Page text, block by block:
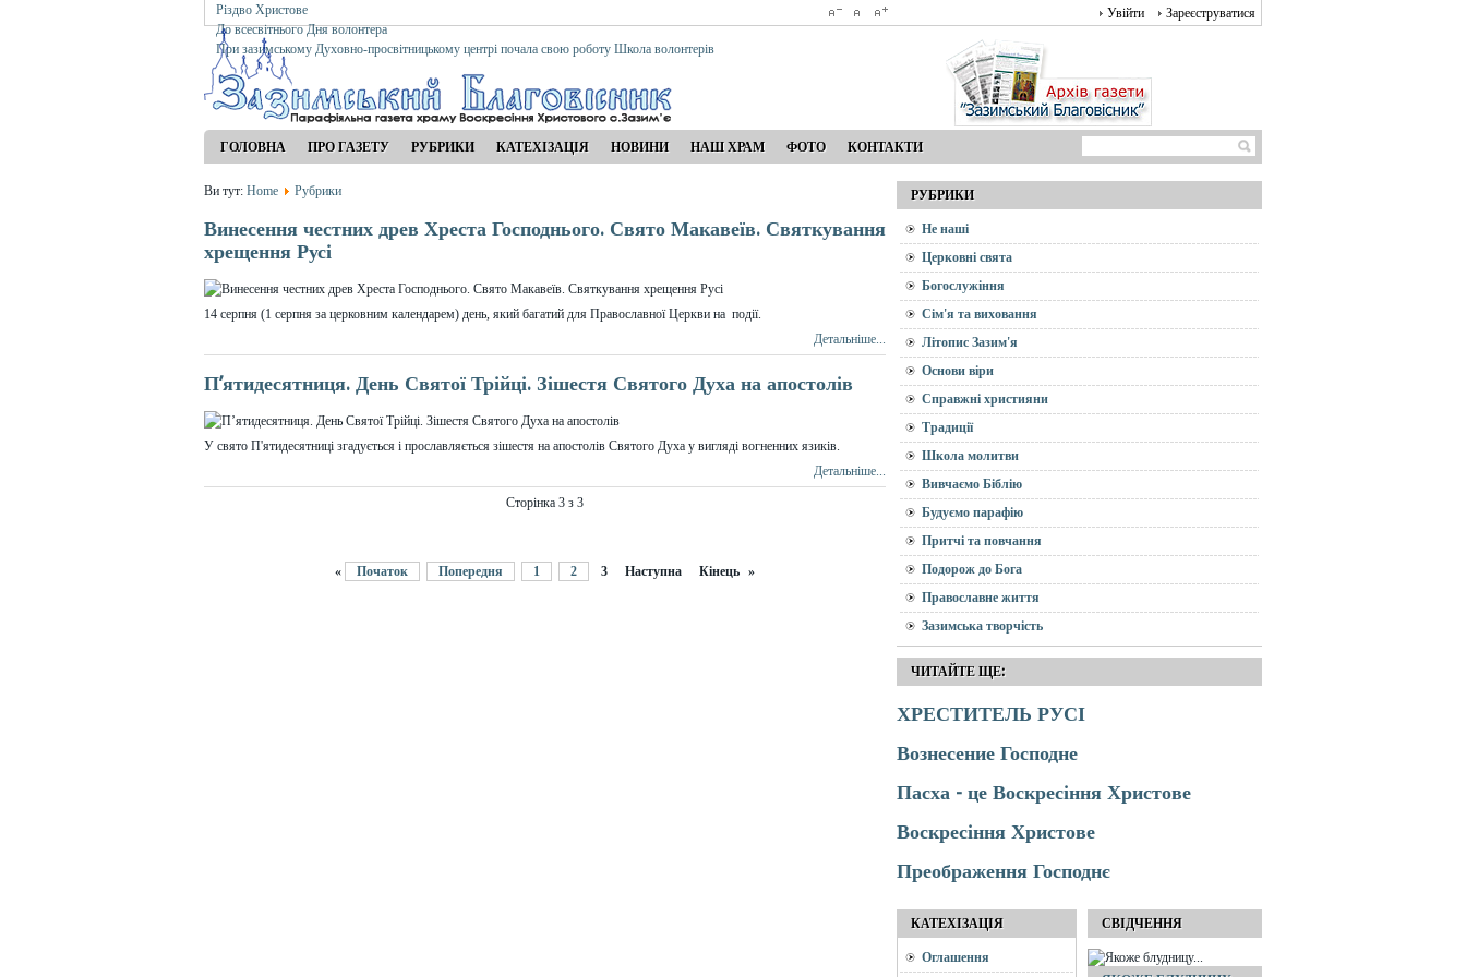
Різдво Христове
До всесвітнього Дня волонтера
При зазимському Духовно-просвітницькому центрі почала свою роботу Школа волонтерів
Увійти Зареєструватися
ГОЛОВНА ПРО ГАЗЕТУ РУБРИКИ КАТЕХІЗАЦІЯ НОВИНИ НАШ ХРАМ ФОТО КОНТАКТИ
Ви тут: Home Рубрики
Винесення честних древ Хреста Господнього. Свято Макавеїв. Святкування
хрещення Русі
14 серпня (1 серпня за церковним календарем) день, який багатий для Православної Церкви на події.
Детальніше...
П’ятидесятниця. День Святої Трійці. Зішестя Святого Духа на апостолів
У свято П'ятидесятниці згадується і прославляється зішестя на апостолів Святого Духа у вигляді вогненних язиків.
Детальніше...
Сторінка 3 з 3
« Початок Попередня 1 2 3 Наступна Кінець »
РУБРИКИ
Не наші
Церковні свята
Богослужіння
Сім'я та виховання
Літопис Зазим'я
Основи віри
Справжні християни
Традиції
Школа молитви
Вивчаємо Біблію
Будуємо парафію
Притчі та повчання
Подорож до Бога
Православне життя
Зазимська творчість
ЧИТАЙТЕ ЩЕ:
ХРЕСТИТЕЛЬ РУСІ
Вознесение Господне
Пасха - це Воскресіння Христове
Воскресіння Христове
Преображення Господнє
КАТЕХІЗАЦІЯ
Оглашення
СВІДЧЕННЯ